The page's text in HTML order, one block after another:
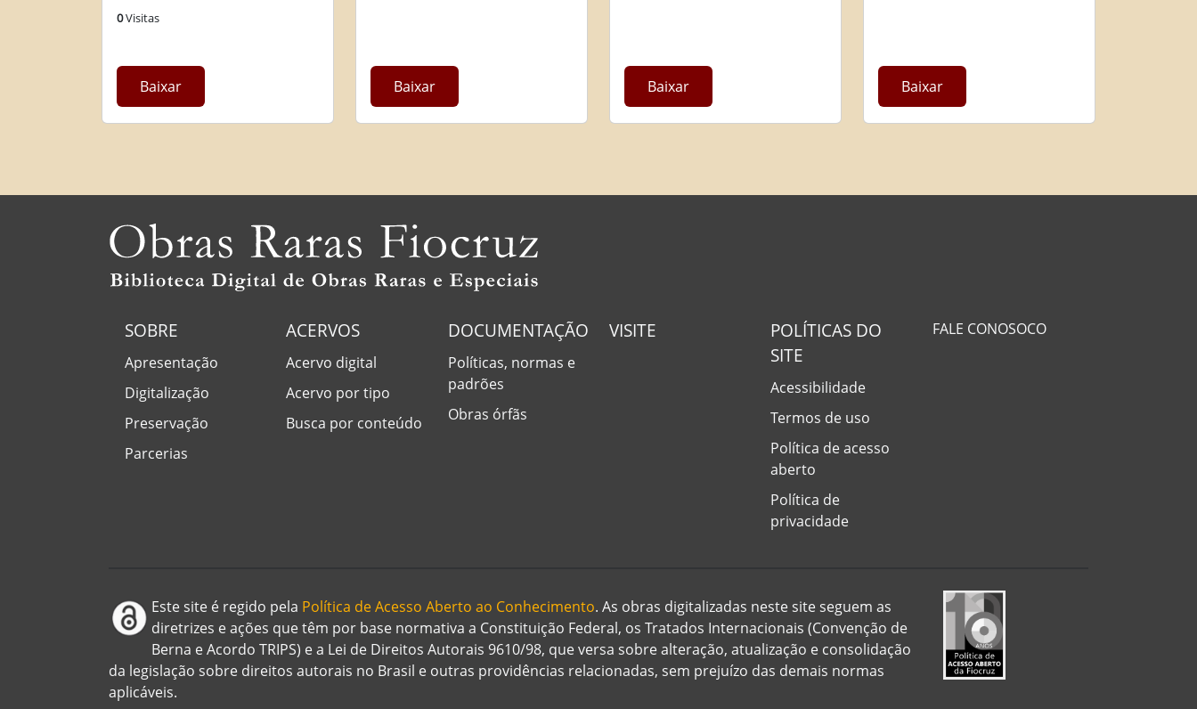
0Visitas
Baixar Baixar Baixar Baixar
SOBRE
Apresentação
Digitalização
Preservação
Parcerias
ACERVOS
Acervo digital
Acervo por tipo
Busca por conteúdo
DOCUMENTAÇÃO
Políticas, normas e
padrões
Obras órfãs
VISITE
POLÍTICAS DO
SITE
Acessibilidade
Termos de uso
Política de acesso
aberto
Política de
privacidade
FALE CONOSOCO
Este site é regido pela Política de Acesso Aberto ao Conhecimento. As obras digitalizadas neste site seguem as
diretrizes e ações que têm por base normativa a Constituição Federal, os Tratados Internacionais (Convenção de
Berna e Acordo TRIPS) e a Lei de Direitos Autorais 9610/98, que versa sobre alteração, atualização e consolidação
da legislação sobre direitos autorais no Brasil e outras providências relacionadas, sem prejuízo das demais normas
aplicáveis.